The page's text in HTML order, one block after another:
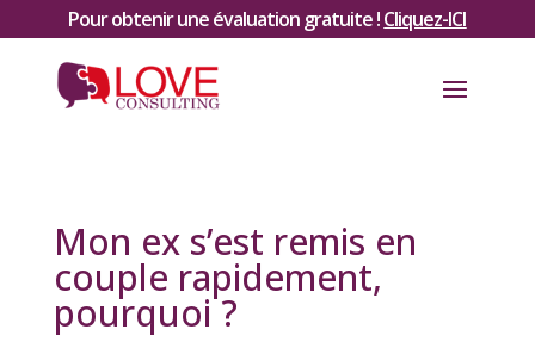
Pour obtenir une évaluation gratuite !Cliquez-ICI
Mon ex s’est remis en
couple rapidement,
pourquoi ?